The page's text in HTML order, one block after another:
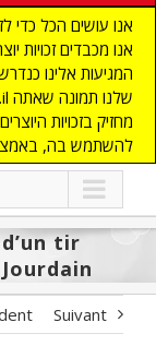
אנו עושים הכל כדי
אנו מכבדים זכויות
מחזיק בזכויות
להשתמש בה,
tir
Suivant